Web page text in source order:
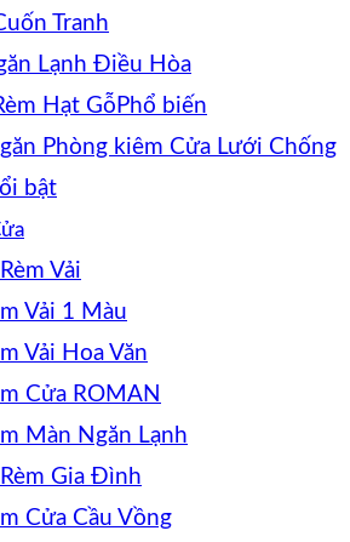
Tranh
Lạnh Điều Hòa
Hạt Gỗ
Phòng kiêm Cửa Lưới Chống
Rèm Vải
Vải 1 Màu
Vải Hoa Văn
Cửa ROMAN
Màn Ngăn Lạnh
Rèm Gia Đình
Cửa Cầu Vồng